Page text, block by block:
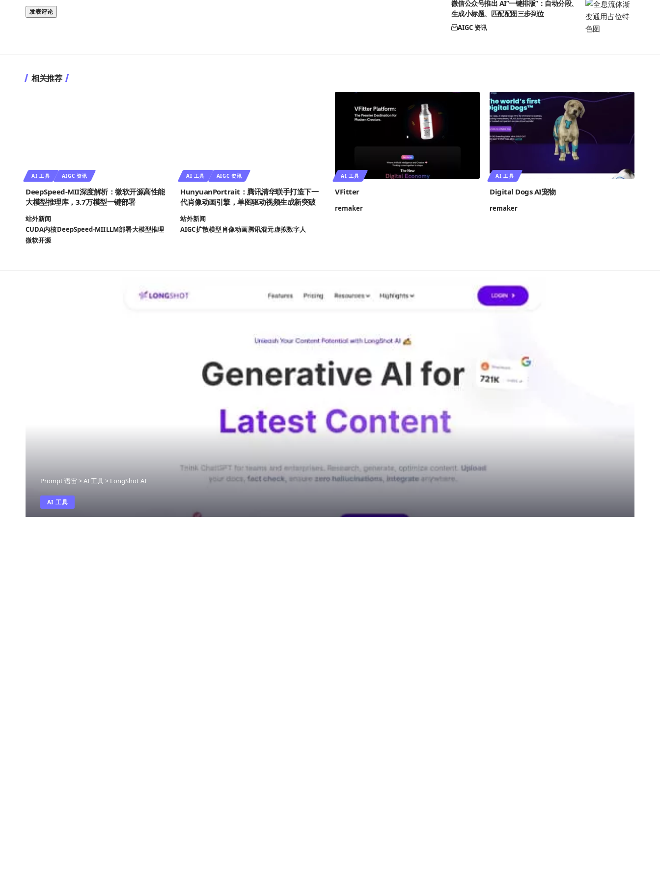
微信公众号推出 AI”一键排版”：自动分段、
生成小标题、匹配配图三步到位
AIGC 资讯
相关推荐
AI 工具 AIGC 资讯
DeepSpeed-MII深度解析：微软开源高性能
大模型推理库，3.7万模型一键部署
站外新闻
CUDA内核DeepSpeed-MIILLM部署大模型推理
微软开源
AI 工具 AIGC 资讯
HunyuanPortrait：腾讯清华联手打造下一
代肖像动画引擎，单图驱动视频生成新突破
站外新闻
AIGC扩散模型肖像动画腾讯混元虚拟数字人
AI 工具
VFitter
remaker
AI 工具
Digital Dogs AI宠物
remaker
Prompt 语宙>AI 工具> LongShot AI
AI 工具